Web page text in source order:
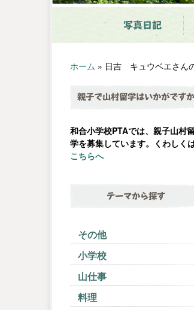
写真日記
ホーム » 日吉 キュウベエさん
親子で山村留学はいかがですか
和合小学校PTAでは、親子山村留
学を募集しています。くわしく
こちらへ
テーマから探す
その他
小学校
山仕事
料理